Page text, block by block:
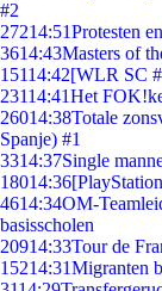
#2
27214:51Protesten
3614:43Masters of
15114:42[WLR SC
23114:41Het
26014:38Totale
Spanje) #1
3314:37Single
18014:36
4614:34OM-
basisscholen
20914:33Tour de
15214:31Migranten